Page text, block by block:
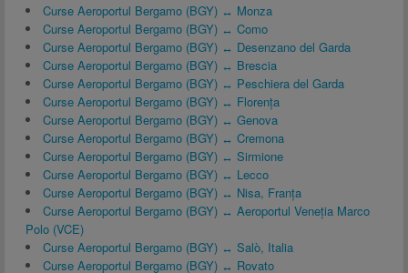
Curse Aeroportul Bergamo (BGY) ↔ Monza
Curse Aeroportul Bergamo (BGY) ↔ Como
Curse Aeroportul Bergamo (BGY) ↔ Desenzano del Garda
Curse Aeroportul Bergamo (BGY) ↔ Brescia
Curse Aeroportul Bergamo (BGY) ↔ Peschiera del Garda
Curse Aeroportul Bergamo (BGY) ↔ Florența
Curse Aeroportul Bergamo (BGY) ↔ Genova
Curse Aeroportul Bergamo (BGY) ↔ Cremona
Curse Aeroportul Bergamo (BGY) ↔ Sirmione
Curse Aeroportul Bergamo (BGY) ↔ Lecco
Curse Aeroportul Bergamo (BGY) ↔ Nisa, Franţa
Curse Aeroportul Bergamo (BGY) ↔ Aeroportul Veneția Marco
Polo (VCE)
Curse Aeroportul Bergamo (BGY) ↔ Salò, Italia
Curse Aeroportul Bergamo (BGY) ↔ Rovato